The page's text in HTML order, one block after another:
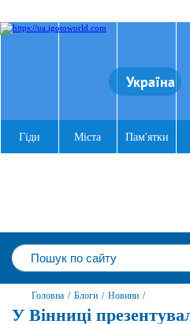
Україна
Гіди Міста Пам'ятки
Головна / Блоги / Новини /
У Вінниці